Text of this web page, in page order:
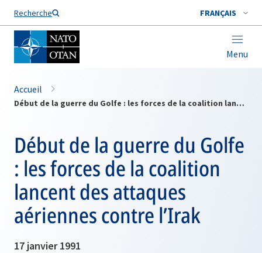
Recherche FRANÇAIS
Menu
Nom de famille*
Accueil
Début de la guerre du Golfe : les forces de la coalition lancent des attaques aériennes contre l’Irak
Début de la guerre du Golfe
: les forces de la coalition
lancent des attaques
aériennes contre l’Irak
17 janvier 1991